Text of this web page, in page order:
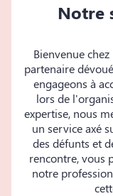
Notre
Bienvenue
partenaire
engageons à
lors de
expertise, nous
un service axé
des défunts et
rencontre, vous
notre